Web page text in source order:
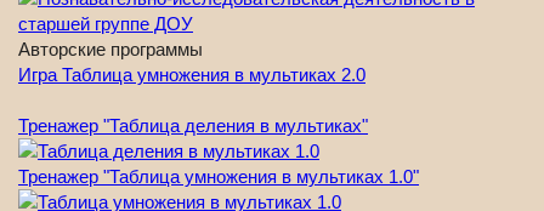
Авторские программы
Игра Таблица умножения в мультиках 2.0
Тренажер "Таблица деления в мультиках"
Тренажер "Таблица умножения в мультиках 1.0"